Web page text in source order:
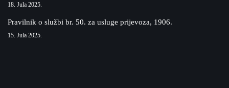
18. Jula 2025.
Pravilnik o službi br. 50. za usluge prijevoza, 1906.
15. Jula 2025.